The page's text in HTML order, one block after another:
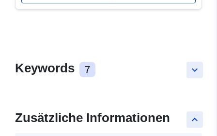
keyboard_arrow_down
Keywords 7
keyboard_arrow_up
Zusätzliche Informationen